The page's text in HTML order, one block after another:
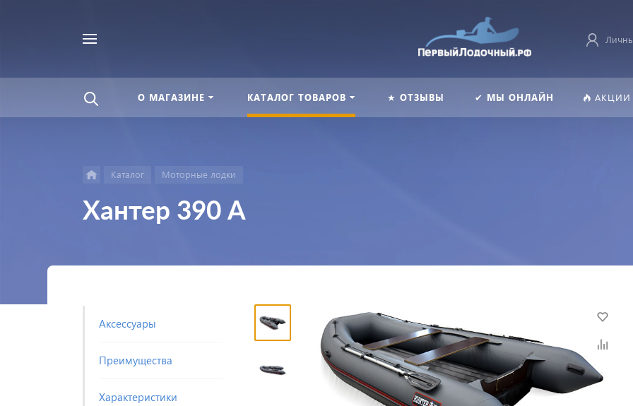
О МАГАЗИНЕ КАТАЛОГ ТОВАРОВ ★ ОТЗЫВЫ ✔ МЫ ОНЛАЙН АКЦИИ
Каталог Моторные лодки
Хантер 390 А
Аксессуары
Преимущества
Характеристики